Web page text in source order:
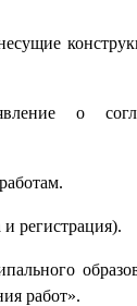
о
регистрация).
работ».